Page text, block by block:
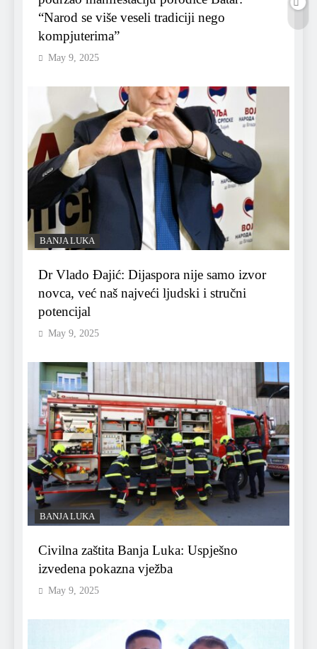
“Narod se više veseli tradiciji nego
kompjuterima”
May 9, 2025
BANJA LUKA
Dr Vlado Đajić: Dijaspora nije samo izvor
novca, već naš najveći ljudski i stručni
potencijal
May 9, 2025
BANJA LUKA
Civilna zaštita Banja Luka: Uspješno
izvedena pokazna vježba
May 9, 2025